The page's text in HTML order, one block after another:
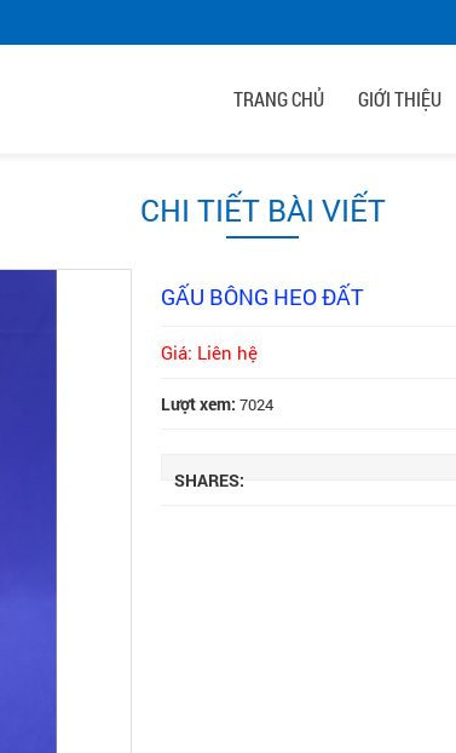
TRANG CHỦ GIỚI THIỆU
CHI TIẾT BÀI VIẾT
GẤU BÔNG HEO ĐẤT
Giá: Liên hệ
Lượt xem: 7024
SHARES: